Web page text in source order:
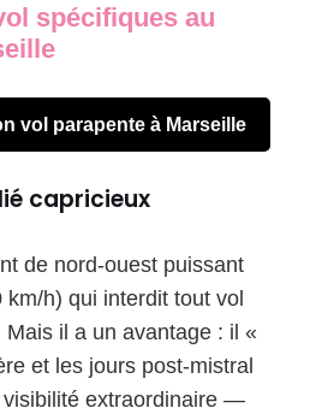
spécifiques au
vol parapente à Marseille
capricieux
de nord-ouest puissant
km/h) qui interdit tout vol
il a un avantage : il «
et les jours post-mistral
extraordinaire —